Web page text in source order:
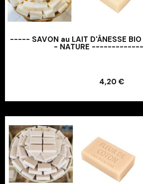
----- SAVON au LAIT D'ÂNESSE
- NATURE -------------
4,20 €
Ajouter au panier